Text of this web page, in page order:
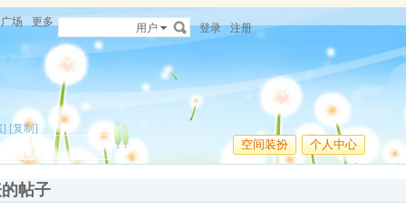
广场 更多 用户 登录 注册
] [复制]
空间装扮 个人中心
帖子